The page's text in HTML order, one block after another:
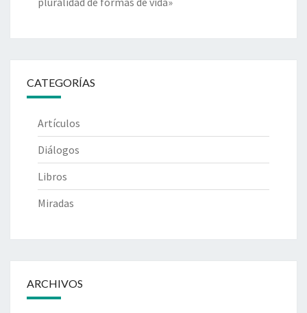
CATEGORÍAS
Artículos
Diálogos
Libros
Miradas
ARCHIVOS